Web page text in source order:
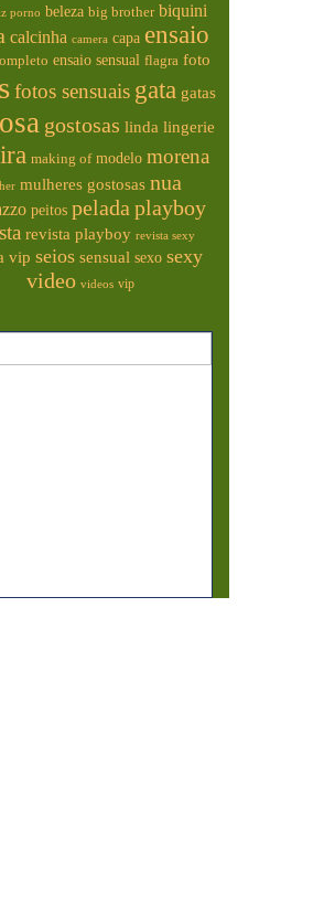
porno beleza big brother biquini
calcinha camera capa ensaio
ensaio sensual flagra foto
fotos sensuais gata gatas
gostosas linda lingerie
making of modelo morena
mulheres gostosas nua
peitos pelada playboy
revista playboy revista sexy
vip seios sensual sexo sexy
video videos vip